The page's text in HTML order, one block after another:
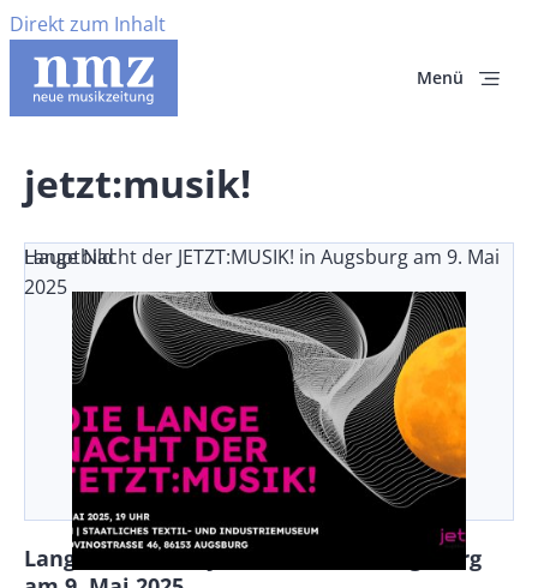
Direkt zum Inhalt
Menü
jetzt:musik!
Lange Nacht der JETZT:MUSIK! in Augsburg am 9. Mai
2025
Hauptbild
Lange Nacht der JETZT:MUSIK! in Augsburg